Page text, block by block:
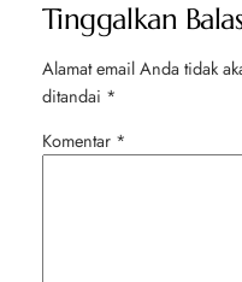
Tinggalkan
Alamat email Anda tidak
ditandai *
Komentar *